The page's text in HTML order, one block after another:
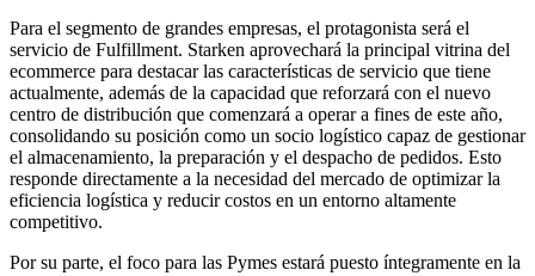
Para el segmento de grandes empresas, el protagonista será el
servicio de Fulfillment. Starken aprovechará la principal vitrina del
ecommerce para destacar las características de servicio que tiene
actualmente, además de la capacidad que reforzará con el nuevo
centro de distribución que comenzará a operar a fines de este año,
consolidando su posición como un socio logístico capaz de gestionar
el almacenamiento, la preparación y el despacho de pedidos. Esto
responde directamente a la necesidad del mercado de optimizar la
eficiencia logística y reducir costos en un entorno altamente
competitivo.
Por su parte, el foco para las Pymes estará puesto íntegramente en la